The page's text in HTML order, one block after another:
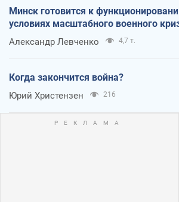
Минск готовится к
условиях масштабного военного
Александр Левченко 4,7 т.
Когда закончится война?
Юрий Христензен 216